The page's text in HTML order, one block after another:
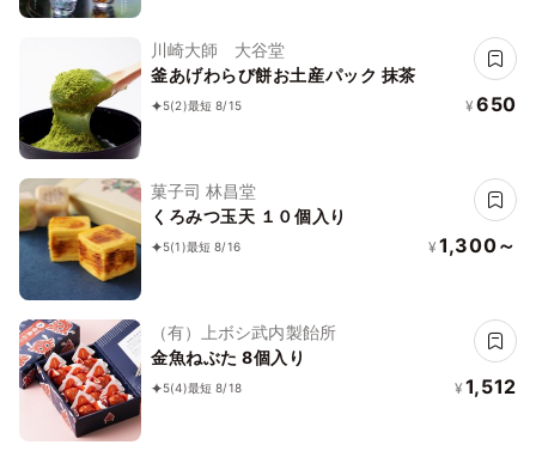
川崎大師 大谷堂
釜あげわらび餅お土産パック 抹茶
5(2)最短 8/15 ¥ 650
菓子司 林昌堂
くろみつ玉天 １０個入り
5(1)最短 8/16 ¥ 1,300～
（有）上ボシ武内製飴所
金魚ねぶた 8個入り
5(4)最短 8/18 ¥ 1,512